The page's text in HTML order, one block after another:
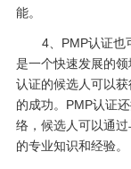
能。
4、PMP认证也
是一个快速发展的
认证的候选人可以
的成功。PMP认证
络，候选人可以通
的专业知识和经验。